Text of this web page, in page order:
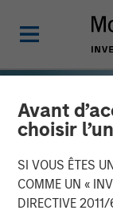
Avant
choisir
SI VOUS ÊTES
COMME UN «
DIRECTIVE